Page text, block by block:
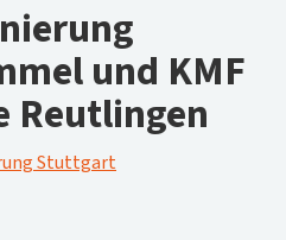
und KMF
Reutlingen
Stuttgart